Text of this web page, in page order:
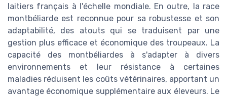
laitiers français à l'échelle mondiale. En outre, la race
montbéliarde est reconnue pour sa robustesse et son
adaptabilité, des atouts qui se traduisent par une
gestion plus efficace et économique des troupeaux. La
capacité des montbéliardes à s'adapter à divers
environnements et leur résistance à certaines
maladies réduisent les coûts vétérinaires, apportant un
avantage économique supplémentaire aux éleveurs. Le